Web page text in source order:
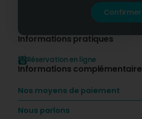
Informations pratiques
Réservation en ligne
Informations
Nos moyens de paiement
Nous parlons